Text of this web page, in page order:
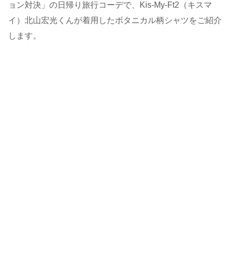
ョン対決」の日帰り旅行コーデで、Kis-My-Ft2（キスマ
イ）北山宏光くんが着用したボタニカル柄シャツをご紹介
します。